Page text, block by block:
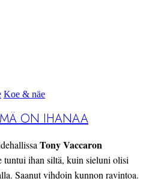
Koe & näe
ON IHANAA
Tony Vaccaron
tuntui ihan siltä, kuin sieluni olisi
Saanut vihdoin kunnon ravintoa.